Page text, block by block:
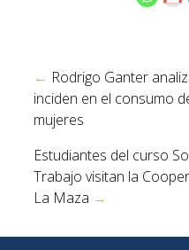
entradas
← Rodrigo Ganter
inciden en el consumo
mujeres
Estudiantes del curso
Trabajo visitan la
La Maza →